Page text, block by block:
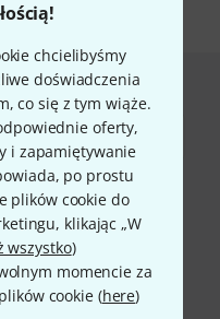
chcielibyśmy
doświadczenia
co się z tym wiąże.
oferty,
i zapamiętywanie
po prostu
plików cookie do
klikając „W
wszystko)
momencie za
cookie (here)
Przelew